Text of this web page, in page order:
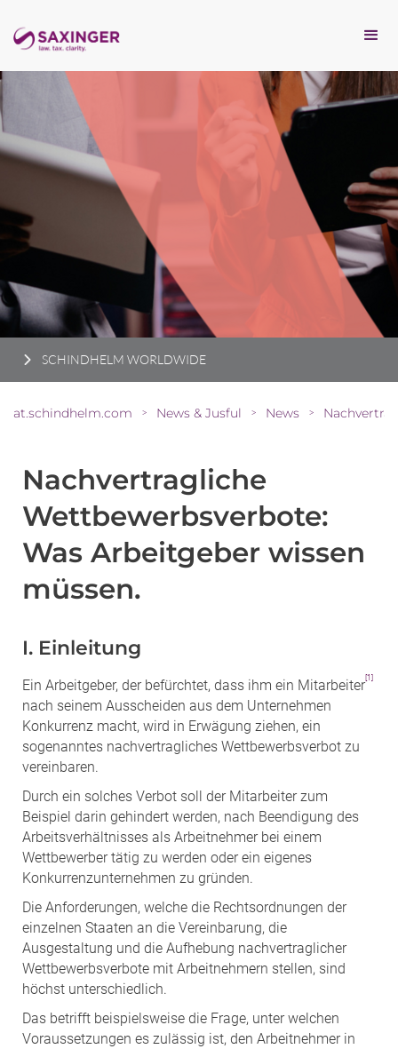
SCHINDHELM WORLDWIDE
at.schindhelm.com > News & Jusful > News >
Nachvertragliche
Wettbewerbsverbote:
Was Arbeitgeber wissen
müssen.
I. Einleitung
Ein Arbeitgeber, der befürchtet, dass ihm ein Mitarbeiter[1]
nach seinem Ausscheiden aus dem Unternehmen
Konkurrenz macht, wird in Erwägung ziehen, ein
sogenanntes nachvertragliches Wettbewerbsverbot zu
vereinbaren.
Durch ein solches Verbot soll der Mitarbeiter zum
Beispiel darin gehindert werden, nach Beendigung des
Arbeitsverhältnisses als Arbeitnehmer bei einem
Wettbewerber tätig zu werden oder ein eigenes
Konkurrenzunternehmen zu gründen.
Die Anforderungen, welche die Rechtsordnungen der
einzelnen Staaten an die Vereinbarung, die
Ausgestaltung und die Aufhebung nachvertraglicher
Wettbewerbsverbote mit Arbeitnehmern stellen, sind
höchst unterschiedlich.
Das betrifft beispielsweise die Frage, unter welchen
Voraussetzungen es zulässig ist, den Arbeitnehmer in